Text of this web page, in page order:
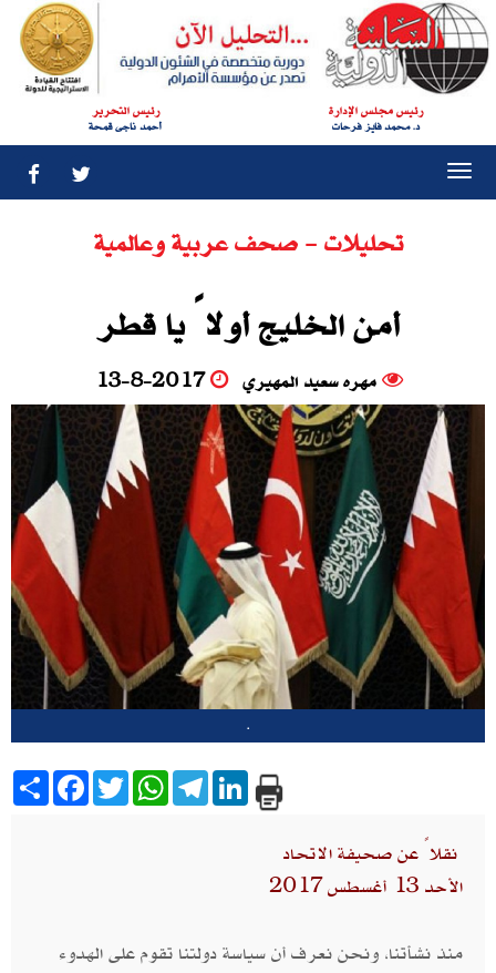
رئيس مجلس الإدارة
د. محمد فايز فرحات
رئيس التحرير
أحمد ناجى قمحة
تحليلات - صحف عربية وعالمية
أمن الخليج أولاً يا قطر
مهره سعيد المهيري 13-8-2017
.
Share Facebook
TwitterWhatsAppTelegramLinkedIn
نقلاً عن صحيفة الاتحاد
الأحد 13 أغسطس 2017
منذ نشأتنا، ونحن نعرف أن سياسة دولتنا تقوم على الهدوء